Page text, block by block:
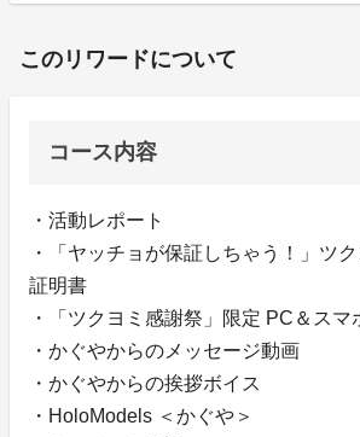
このリワードについて
コース内容
・活動レポート
・「ヤッチョが保証しちゃう！」ツ
証明書
・「ツクヨミ感謝祭」限定 PC＆スマ
・かぐやからのメッセージ動画
・かぐやからの挨拶ボイス
・HoloModels ＜かぐや＞